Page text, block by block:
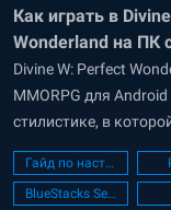
Генерал (Divine
Как играть в
Wonderland на
BlueStacks
Divine W: Perfect
MMORPG для Android
стилистике, в
героя, исследовать
игровых квадратных
сражаться с
Гайд по настройке ПК
BlueStacks Setup